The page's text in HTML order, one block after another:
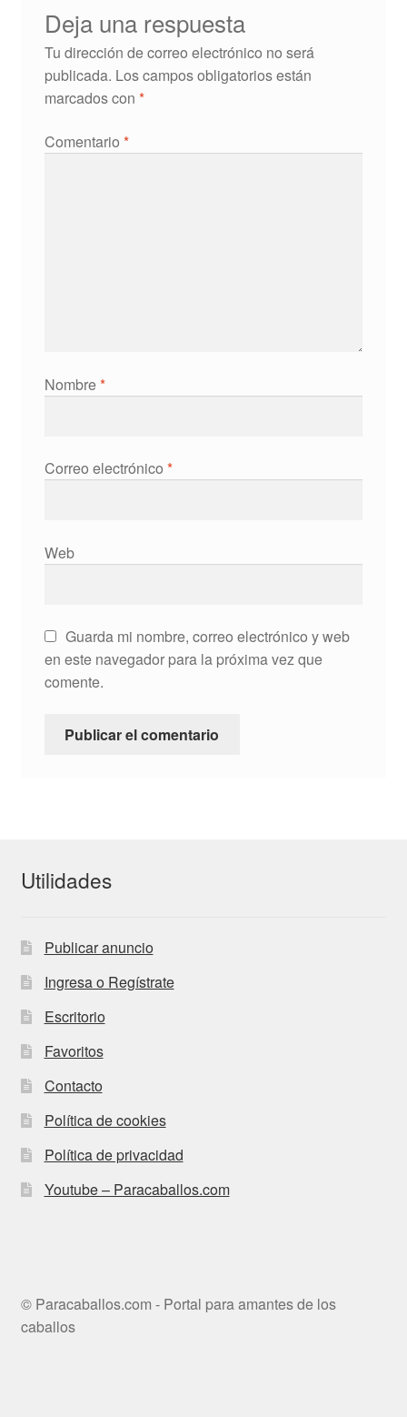
Deja una respuesta
Tu dirección de correo electrónico no será
publicada. Los campos obligatorios están
marcados con *
Comentario *
Nombre*
Correo electrónico *
Web
Guarda mi nombre, correo electrónico y web
en este navegador para la próxima vez que
comente.
Utilidades
Publicar anuncio
Ingresa o Regístrate
Escritorio
Favoritos
Contacto
Política de cookies
Política de privacidad
Youtube – Paracaballos.com
© Paracaballos.com - Portal para amantes de los
caballos